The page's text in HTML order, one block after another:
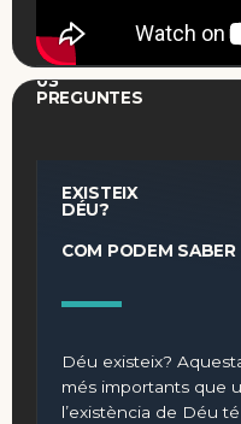
03
PREGUNTES
EXISTEIX
DÉU?
COM PODEM
Déu existeix?
més importants que
l’existència de Déu